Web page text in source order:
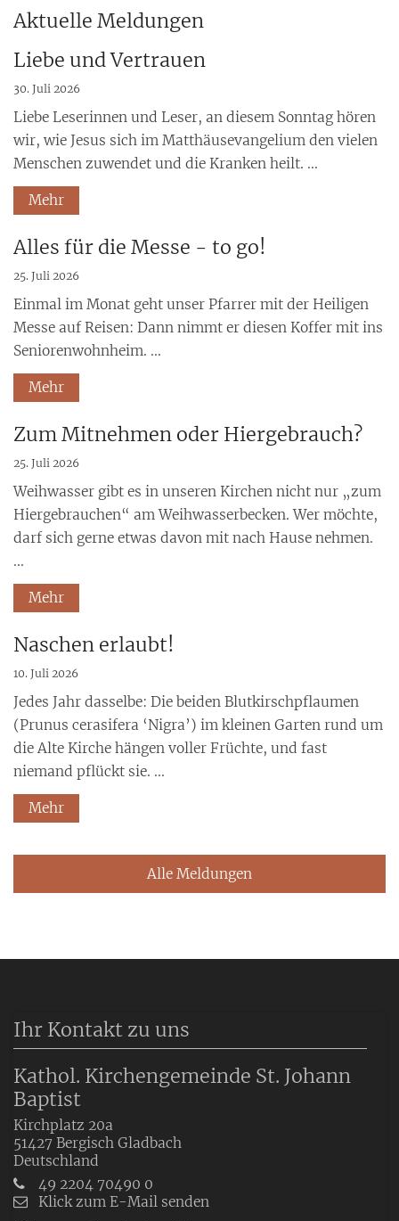
Aktuelle Meldungen
Liebe und Vertrauen
30. Juli 2026
Liebe Leserinnen und Leser, an diesem Sonntag hören
wir, wie Jesus sich im Matthäusevangelium den vielen
Menschen zuwendet und die Kranken heilt. ...
Mehr
Alles für die Messe - to go!
25. Juli 2026
Einmal im Monat geht unser Pfarrer mit der Heiligen
Messe auf Reisen: Dann nimmt er diesen Koffer mit ins
Seniorenwohnheim. ...
Mehr
Zum Mitnehmen oder Hiergebrauch?
25. Juli 2026
Weihwasser gibt es in unseren Kirchen nicht nur „zum
Hiergebrauchen“ am Weihwasserbecken. Wer möchte,
darf sich gerne etwas davon mit nach Hause nehmen.
...
Mehr
Naschen erlaubt!
10. Juli 2026
Jedes Jahr dasselbe: Die beiden Blutkirschpflaumen
(Prunus cerasifera ‘Nigra’) im kleinen Garten rund um
die Alte Kirche hängen voller Früchte, und fast
niemand pflückt sie. ...
Mehr
Alle Meldungen
Ihr Kontakt zu uns
Kathol. Kirchengemeinde St. Johann
Baptist
Kirchplatz 20a
51427 Bergisch Gladbach
Deutschland
49 2204 70490 0
Klick zum E-Mail senden